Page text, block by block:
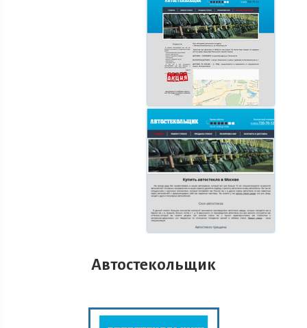
Автостекольщик